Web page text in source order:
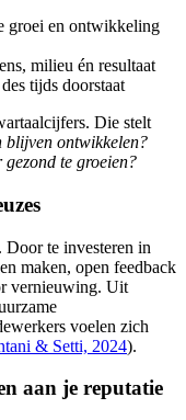
groei en ontwikkeling
milieu én resultaat
tijds doorstaat
Die stelt
blijven ontwikkelen?
te groeien?
Door te investeren in
maken, open feedback
vernieuwing. Uit
voelen zich
& Setti, 2024).
aan je reputatie